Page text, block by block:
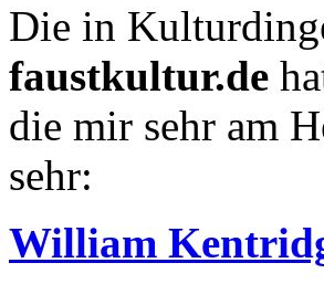
Die in
faustkultur.de
die mir sehr am
sehr:
William